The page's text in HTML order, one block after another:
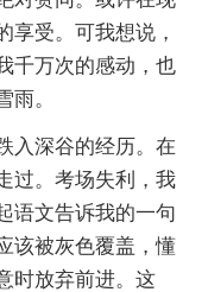
享受。可我想说，
千万次的感动，也
雨。
入深谷的经历。在
过。考场失利，我
语文告诉我的一句
该被灰色覆盖，懂
时放弃前进。这